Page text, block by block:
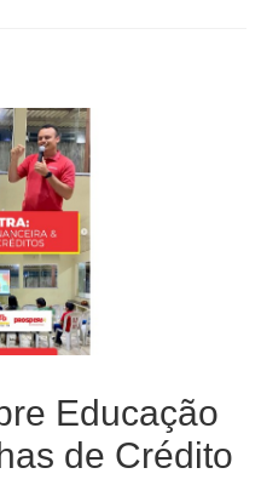
e Linhas de Crédito
Educação
de Crédito